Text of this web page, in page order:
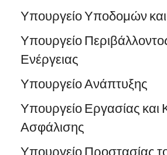
Υπουργείο Υποδομών
Υπουργείο
Ενέργειας
Υπουργείο Ανάπτυξης
Υπουργείο Εργασίας και
Ασφάλισης
Υπουργείο Προστασίας